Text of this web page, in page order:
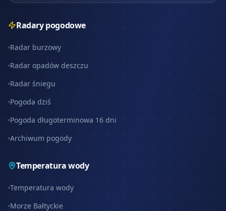
Radary pogodowe
Radar burzowy
Radar opadów deszczu
Radar śniegu
Pogoda dziś
Pogoda długoterminowa 16 dni
Archiwum pogody
Temperatura wody
Temperatura wody
Morze Bałtyckie